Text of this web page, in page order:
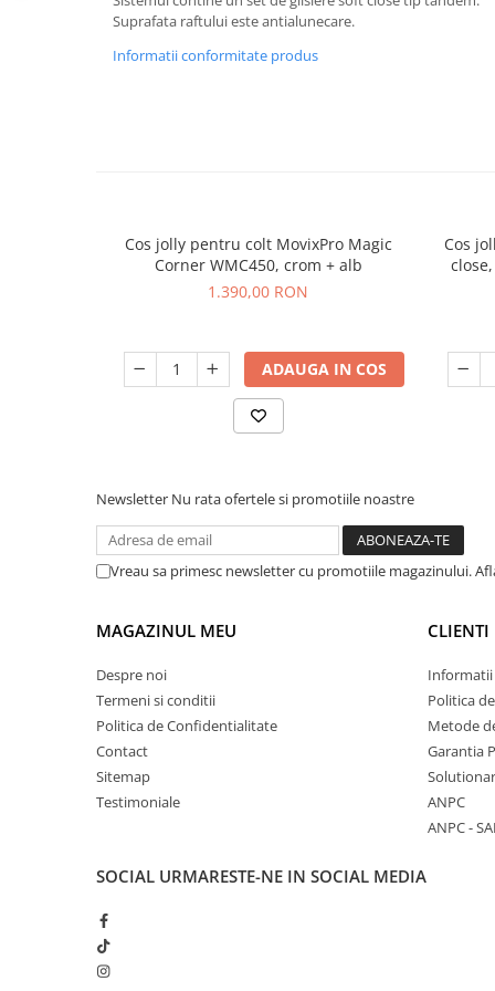
Suprafata raftului este antialunecare.
Informatii conformitate produs
Cos jolly pentru colt MovixPro Magic
Corner WMC450, crom + alb
1.390,00 RON
ADAUGA IN COS
Cos
Newsletter Nu rata ofertele si promotiile noastre
Vreau sa primesc newsletter cu promotiile magazinului.
MAGAZINUL MEU
Despre noi
Termeni si conditii
Politica de Confidentialitate
Contact
Sitemap
Testimoniale
CLIENTI
Politica
Metode
Garantia
ANPC
ANPC -
SOCIAL URMARESTE-NE IN SOCIAL MEDIA